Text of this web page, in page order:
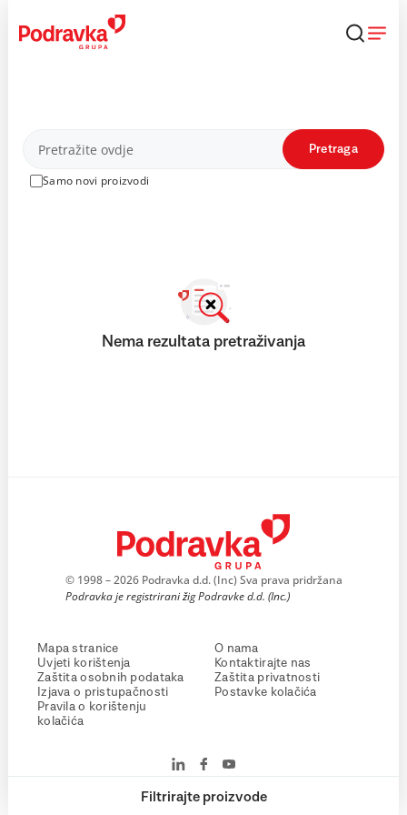
content
Proizvodi
Samo novi proizvodi
Pretraga
Filtrirajte proizvode
Nema rezultata pretraživanja
© 1998 – 2026 Podravka d.d. (Inc) Sva prava pridržana
Podravka je registrirani žig Podravke d.d. (Inc.)
Mapa stranice
Uvjeti korištenja
Zaštita osobnih podataka
Izjava o pristupačnosti
Pravila o korištenju
kolačića
O nama
Kontaktirajte nas
Zaštita privatnosti
Postavke kolačića